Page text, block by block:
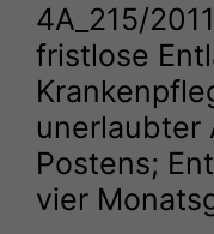
4A_215/
fristlose
unerlaubter
Postens;
vier